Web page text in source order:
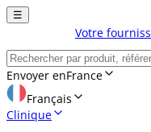
☰
Votre
Envoyer enFrance
Français
Clinique